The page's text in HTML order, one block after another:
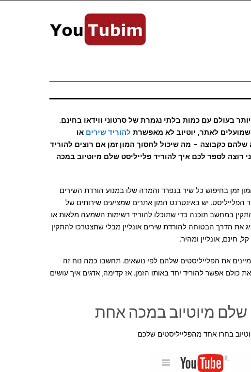
בעולם עם כמות בלתי נגמרת של סרטוני ווידאו בחינם.
לאתר, יוטיוב לא מאפשרת להוריד שירים או
כקבוצה – מה שיכול לחסוך המון זמן אם רוצים להוריד
רוצה לספר לכם איך להוריד פלייליסט שלם מיוטיוב במכה
זמן בחיפוש כל שיר בנפרד והמרה שלו במנוע הורדת השירים
הפלייליסט. יש באינטרנט המון אתרים שמציעים שירותים של
במחשב תוכנה כדי שתוכלו להוריד רשימות השמעה מלאות או
את הדרך הבטוחה להורדת שירים אונליין מבלי שתצטרכו להתקין
חינם, אונליין ומהיר.
את הפלייליסטים שלהם לפי נושאים. תחשבו כמה נוח זה
אפשר להוריד יחד באותו הזמן. אז קדימה, אדגים איך עושים
שלם מיוטיוב במכה אחת
בחרו אחד מהפלייליסטים שלכם